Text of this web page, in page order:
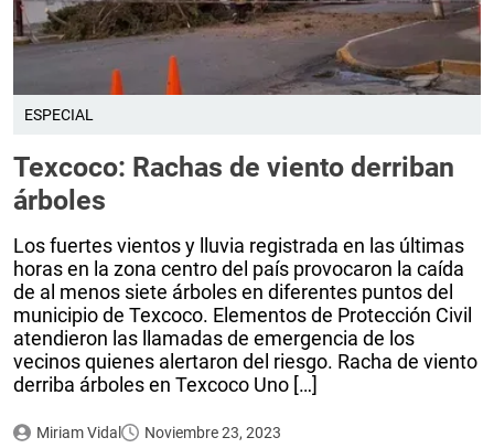
ESPECIAL
Texcoco: Rachas de viento derriban
árboles
Los fuertes vientos y lluvia registrada en las últimas
horas en la zona centro del país provocaron la caída
de al menos siete árboles en diferentes puntos del
municipio de Texcoco. Elementos de Protección Civil
atendieron las llamadas de emergencia de los
vecinos quienes alertaron del riesgo. Racha de viento
derriba árboles en Texcoco Uno […]
Miriam Vidal Noviembre 23, 2023